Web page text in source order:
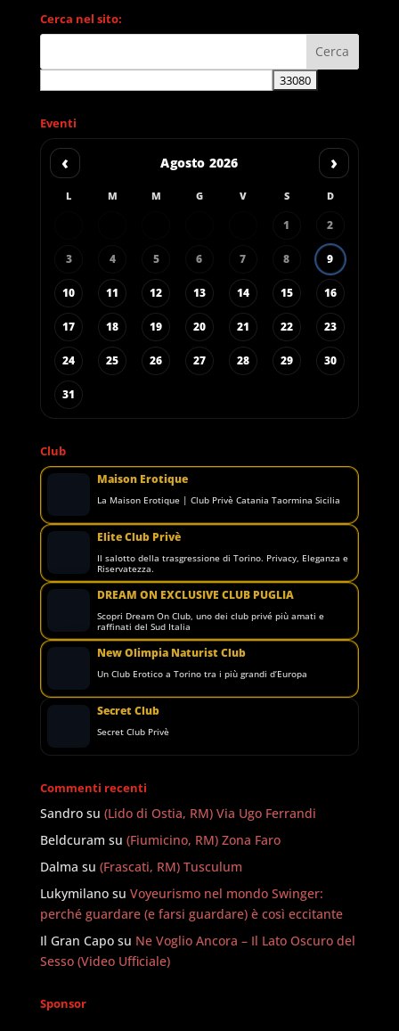
Cerca nel sito:
Eventi
‹ Agosto 2026 ›
L M M G V S D
1 2
3 4 5 6 7 8 9
10 11 12 13 14 15 16
17 18 19 20 21 22 23
24 25 26 27 28 29 30
31
Club
Maison Erotique
La Maison Erotique | Club Privè Catania Taormina Sicilia
Elite Club Privè
Il salotto della trasgressione di Torino. Privacy, Eleganza e
Riservatezza.
DREAM ON EXCLUSIVE CLUB PUGLIA
Scopri Dream On Club, uno dei club privé più amati e
raffinati del Sud Italia
New Olimpia Naturist Club
Un Club Erotico a Torino tra i più grandi d’Europa
Secret Club
Secret Club Privè
Commenti recenti
Sandrosu (Lido di Ostia, RM) Via Ugo Ferrandi
Beldcuram su (Fiumicino, RM) Zona Faro
Dalma su (Frascati, RM) Tusculum
Lukymilanosu Voyeurismo nel mondo Swinger:
perché guardare (e farsi guardare) è così eccitante
Il Gran Caposu Ne Voglio Ancora – Il Lato Oscuro del
Sesso (Video Ufficiale)
Sponsor